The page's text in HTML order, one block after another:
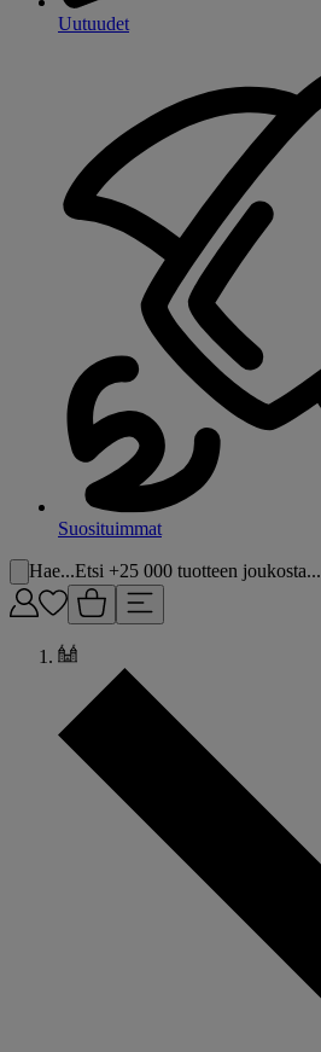
Uutuudet
Suosituimmat
Hae...Etsi +25 000 tuotteen joukosta...